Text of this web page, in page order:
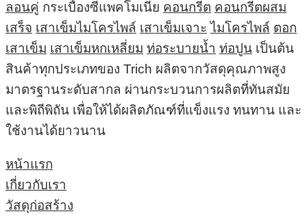
ลอนคู่ กระเบื้องซีแพคโมเนีย คอนกรีต คอนกรีตผสม
เสร็จ เสาเข็มไมโครไพล์ เสาเข็มเจาะ ไมโครไพล์ ตอก
เสาเข็ม เสาเข็มหกเหลี่ยม ท่อระบายน้ำ ท่อปูน เป็นต้น
สินค้าทุกประเภทของ Trich ผลิตจากวัสดุคุณภาพสูง
มาตรฐานระดับสากล ผ่านกระบวนการผลิตที่ทันสมัย
และพิถีพิถัน เพื่อให้ได้ผลิตภัณฑ์ที่แข็งแรง ทนทาน และ
ใช้งานได้ยาวนาน
หน้าแรก
เกี่ยวกับเรา
วัสดุก่อสร้าง